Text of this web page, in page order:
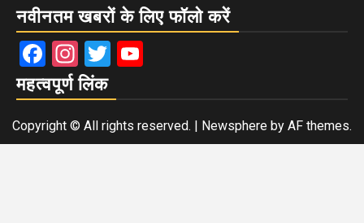
नवीनतम खबरों के लिए फॉलो करें
Facebook
Instagram
Twitter
महत्वपूर्ण लिंक
Copyright © All rights reserved. | Newsphere by AF themes.